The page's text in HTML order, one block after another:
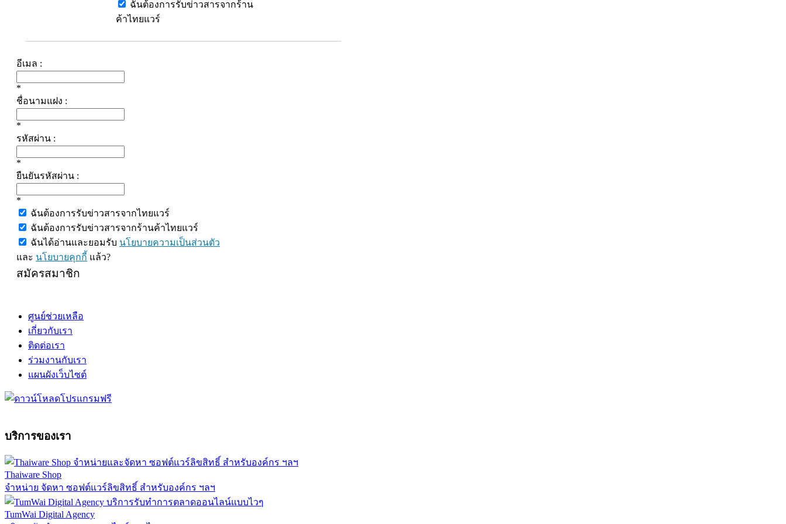
ฉันต้องการรับข่าวสารจากร้าน
ค้าไทยแวร์
อีเมล :
*
ชื่อนามแฝง :
*
รหัสผ่าน :
*
ยืนยันรหัสผ่าน :
*
ฉันต้องการรับข่าวสารจากไทยแวร์
ฉันต้องการรับข่าวสารจากร้านค้าไทยแวร์
ฉันได้อ่านและยอมรับ นโยบายความเป็นส่วนตัว
และ นโยบายคุกกี้ แล้ว?
สมัครสมาชิก
ศูนย์ช่วยเหลือ
เกี่ยวกับเรา
ติดต่อเรา
ร่วมงานกับเรา
แผนผังเว็บไซต์
บริการของเรา
Thaiware Shop
จำหน่าย จัดหา ซอฟต์แวร์ลิขสิทธิ์ สำหรับองค์กร ฯลฯ
TumWai Digital Agency